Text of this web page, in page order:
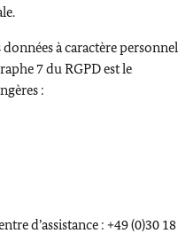
à caractère personnel
7 du RGPD est le
:
d’assistance : +49 (0)30 18